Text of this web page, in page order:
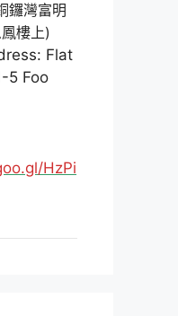
鑼灣富明
樓上)
Flat
5 Foo
HzPi